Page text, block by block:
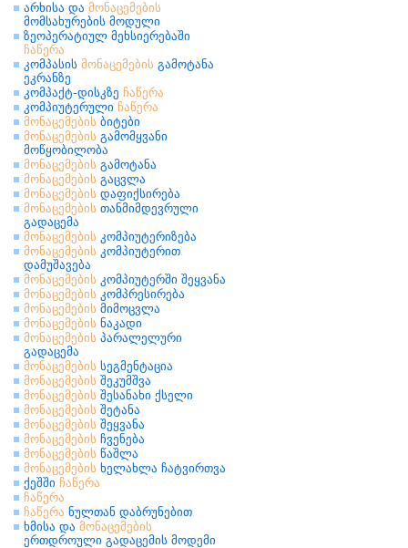
არხისა და მონაცემების
მომსახურების მოდული
ზეოპერატიულ მეხსიერებაში
ჩაწერა
კომპასის მონაცემების გამოტანა
ეკრანზე
კომპაქტ-დისკზე ჩაწერა
კომპიუტერული ჩაწერა
მონაცემების ბიტები
მონაცემების გამომყვანი
მოწყობილობა
მონაცემების გამოტანა
მონაცემების გაცვლა
მონაცემების დაფიქსირება
მონაცემების თანმიმდევრული
გადაცემა
მონაცემების კომპიუტერიზება
მონაცემების კომპიუტერით
დამუშავება
მონაცემების კომპიუტერში შეყვანა
მონაცემების კომპრესირება
მონაცემების მიმოცვლა
მონაცემების ნაკადი
მონაცემების პარალელური
გადაცემა
მონაცემების სეგმენტაცია
მონაცემების შეკუმშვა
მონაცემების შესანახი ქსელი
მონაცემების შეტანა
მონაცემების შეყვანა
მონაცემების ჩვენება
მონაცემების წაშლა
მონაცემების ხელახლა ჩატვირთვა
ქეშში ჩაწერა
ჩაწერა
ჩაწერა ნულთან დაბრუნებით
ხმისა და მონაცემების
ერთდროული გადაცემის მოდემი